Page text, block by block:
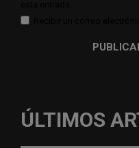
ÚLTIMOS